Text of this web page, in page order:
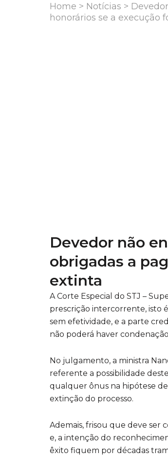
Home > Notícias >
honorários se a execução
Devedor não
obrigadas a
extinta
A Corte Especial do STJ –
prescrição intercorrente, isto
sem efetividade, e a parte
não poderá haver
No julgamento, a ministra
referente a possibilidade
qualquer ônus na hipótese
extinção do processo.
Ademais, frisou que deve ser
e, a intenção do
êxito fiquem por décadas